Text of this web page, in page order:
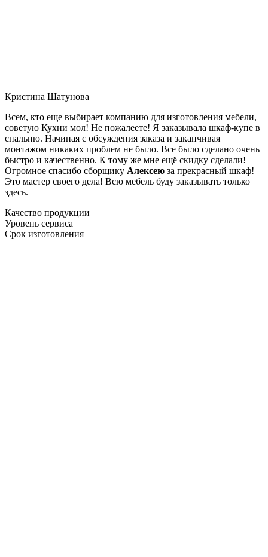
Кристина Шатунова
Всем, кто еще выбирает компанию для изготовления мебели,
советую Кухни мол! Не пожалеете! Я заказывала шкаф-купе в
спальню. Начиная с обсуждения заказа и заканчивая
монтажом никаких проблем не было. Все было сделано очень
быстро и качественно. К тому же мне ещё скидку сделали!
Огромное спасибо сборщику Алексею за прекрасный шкаф!
Это мастер своего дела! Всю мебель буду заказывать только
здесь.
Качество продукции
Уровень сервиса
Срок изготовления